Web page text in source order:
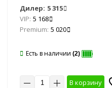
Дилер: 5 315
VIP: 5 168
Premium: 5 020
Есть в наличии (2)
В корзину